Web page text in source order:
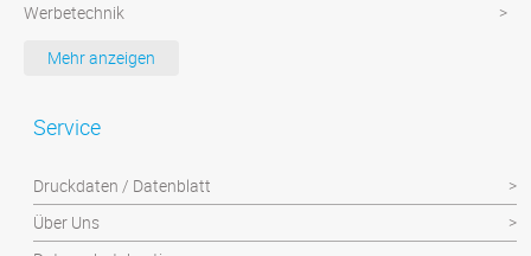
Werbetechnik
Werbeartikel
Plattendruck und Schilder
Mehr anzeigen
Service
Druckdaten / Datenblatt
Über Uns